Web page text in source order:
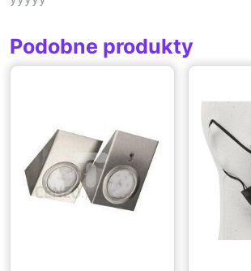
Podobne produkty